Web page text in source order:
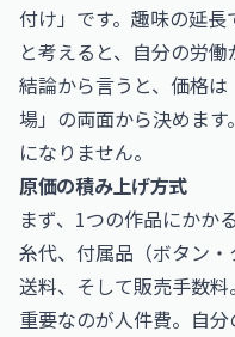
付け」です。趣味の延長
と考えると、自分の労働
結論から言うと、価格
場」の両面から決めま
になりません。
原価の積み上げ方式
まず、1つの作品にかか
糸代、付属品（ボタン
送料、そして販売手数
重要なのが人件費。自